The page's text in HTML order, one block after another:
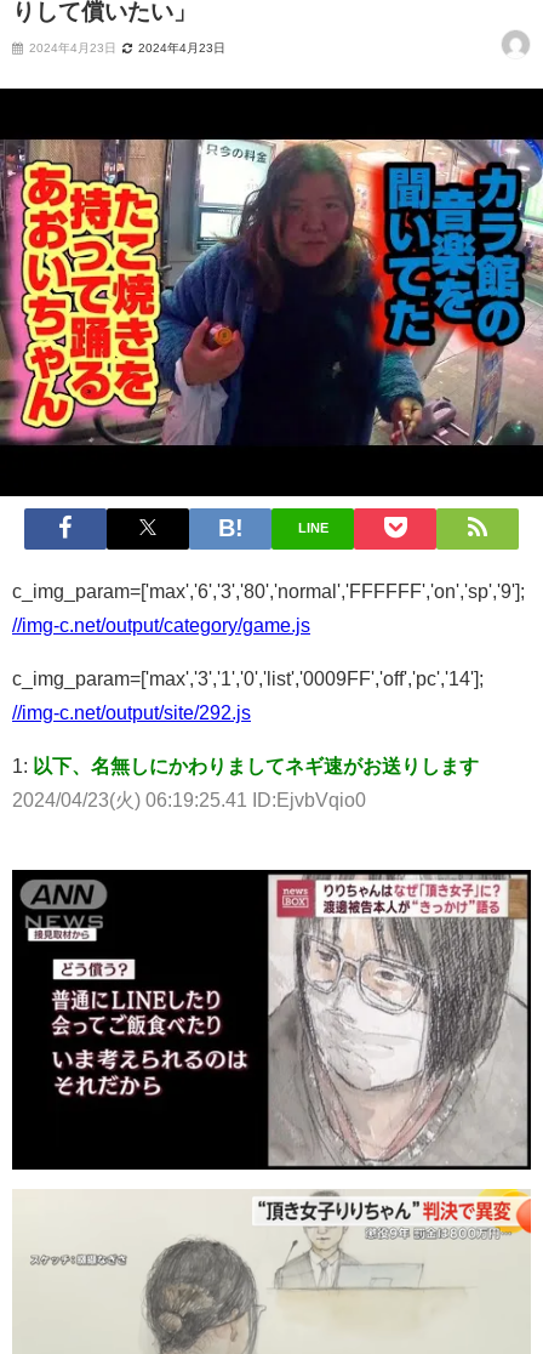
りして償いたい」
2024年4月23日 2024年4月23日
LINE
c_img_param=['max','6','3','80','normal','FFFFFF','on','sp','9'];
//img-c.net/output/category/game.js
c_img_param=['max','3','1','0','list','0009FF','off','pc','14'];
//img-c.net/output/site/292.js
1: 以下、名無しにかわりましてネギ速がお送りします
2024/04/23(火) 06:19:25.41 ID:EjvbVqio0